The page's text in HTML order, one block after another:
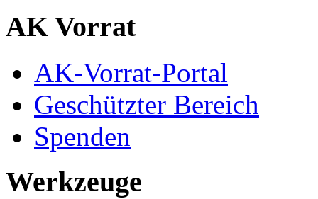
AK Vorrat
AK-Vorrat-Portal
Geschützter Bereich
Spenden
Werkzeuge